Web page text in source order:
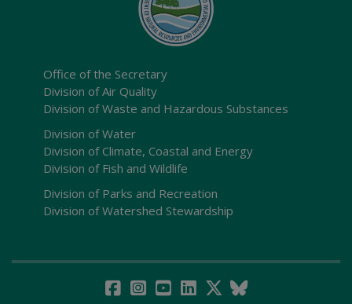
Office of the Secretary
Division of Air Quality
Division of Waste and Hazardous Substances
Division of Water
Division of Climate, Coastal and Energy
Division of Fish and Wildlife
Division of Parks and Recreation
Division of Watershed Stewardship